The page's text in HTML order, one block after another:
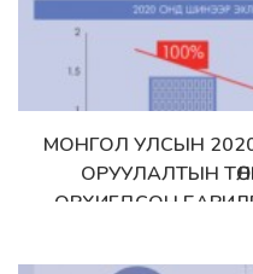
Дэлгэрэнгүй
МОНГОЛ УЛСЫН 2020
ОРУУЛАЛТЫН
ОРХИГДСОН